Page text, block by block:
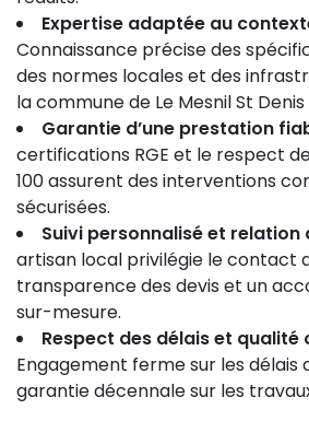
Expertise adaptée au
Connaissance précise des
des normes locales et des
la commune de Le Mesnil St Denis
Garantie d’une prestation
certifications RGE et le respect
100 assurent des interventions
sécurisées.
Suivi personnalisé et relation
artisan local privilégie le contact
transparence des devis et un
sur-mesure.
Respect des délais et qualité
Engagement ferme sur les délais
garantie décennale sur les